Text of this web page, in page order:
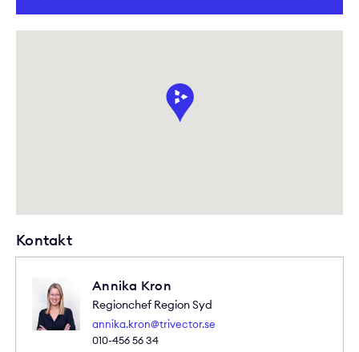
Kontakt
Annika Kron
Regionchef Region Syd
annika.kron@trivector.se
010-456 56 34